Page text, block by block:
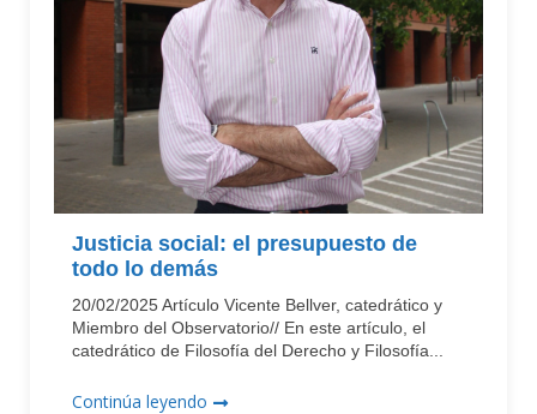
Justicia social: el presupuesto de
todo lo demás
20/02/2025 Artículo Vicente Bellver, catedrático y
Miembro del Observatorio// En este artículo, el
catedrático de Filosofía del Derecho y Filosofía...
Continúa leyendo